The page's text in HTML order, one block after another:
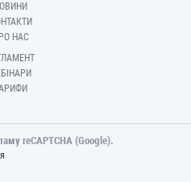
НАС
reCAPTCHA (Google).